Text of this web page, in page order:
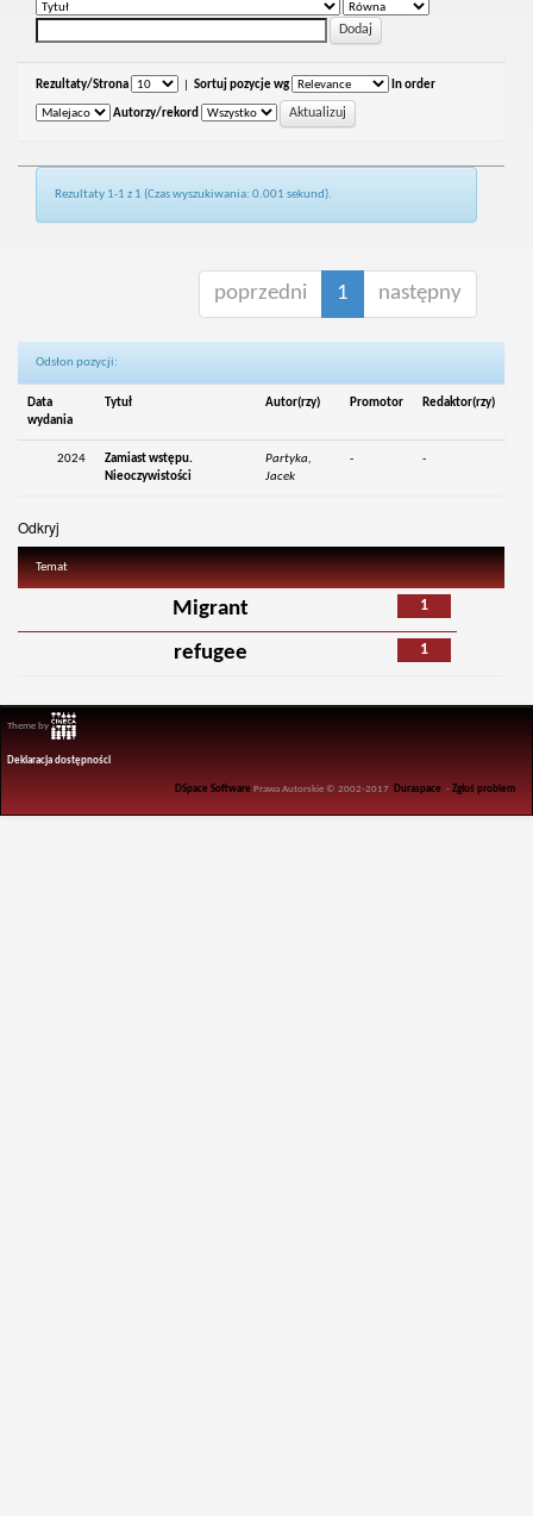
Rezultaty/Strona Sortuj pozycje wg In order
Autorzy/rekord
Rezultaty 1-1 z 1 (Czas wyszukiwania: 0.001 sekund).
poprzedni 1 następny
Odsłon pozycji:
Data
wydania
Tytuł Autor(rzy) Promotor Redaktor(rzy)
2024
Zamiast wstępu.
Nieoczywistości
Partyka,
Jacek
- -
Odkryj
Temat
1
Migrant
1
refugee
Theme by
Deklaracja dostępności
DSpace Software Prawa Autorskie © 2002-2017 Duraspace -Zgłoś problem